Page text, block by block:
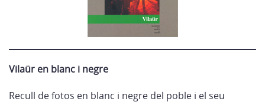
Vilaür en blanc i negre
Recull de fotos en blanc i negre del poble i el seu